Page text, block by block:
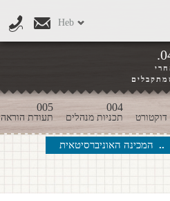
Heb
דוקטורט
004
תכניות מנהלים
005
תעודת הוראה
המכינה האוניברסיטאית